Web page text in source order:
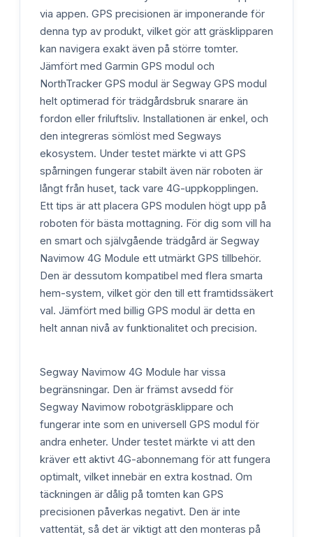
via appen. GPS precisionen är imponerande för
denna typ av produkt, vilket gör att gräsklipparen
kan navigera exakt även på större tomter.
Jämfört med Garmin GPS modul och
NorthTracker GPS modul är Segway GPS modul
helt optimerad för trädgårdsbruk snarare än
fordon eller friluftsliv. Installationen är enkel, och
den integreras sömlöst med Segways
ekosystem. Under testet märkte vi att GPS
spårningen fungerar stabilt även när roboten är
långt från huset, tack vare 4G-uppkopplingen.
Ett tips är att placera GPS modulen högt upp på
roboten för bästa mottagning. För dig som vill ha
en smart och självgående trädgård är Segway
Navimow 4G Module ett utmärkt GPS tillbehör.
Den är dessutom kompatibel med flera smarta
hem-system, vilket gör den till ett framtidssäkert
val. Jämfört med billig GPS modul är detta en
helt annan nivå av funktionalitet och precision.
Segway Navimow 4G Module har vissa
begränsningar. Den är främst avsedd för
Segway Navimow robotgräsklippare och
fungerar inte som en universell GPS modul för
andra enheter. Under testet märkte vi att den
kräver ett aktivt 4G-abonnemang för att fungera
optimalt, vilket innebär en extra kostnad. Om
täckningen är dålig på tomten kan GPS
precisionen påverkas negativt. Den är inte
vattentät, så det är viktigt att den monteras på